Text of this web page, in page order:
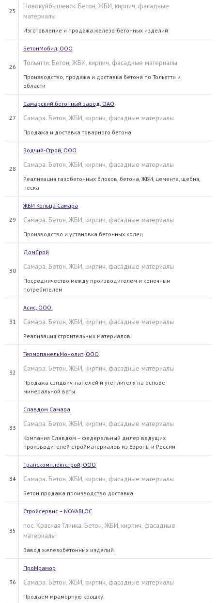
25
Новокуйбышевск. Бетон, ЖБИ, кирпич, фасадные
материалы
Изготовление и продажа железо-бетонных изделий
26
БетонМобил, ООО
Тольятти. Бетон, ЖБИ, кирпич, фасадные материалы
Производство, продажа и доставка бетона по Тольятти и
области
27
Самарский бетонный завод, ОАО
Самара. Бетон, ЖБИ, кирпич, фасадные материалы
Продажа и доставка товарного бетона
28
Зодчий-Строй, ООО
Самара. Бетон, ЖБИ, кирпич, фасадные материалы
Реализация газобетонных блоков, бетона, ЖБИ, цемента, щебня,
песка
29
ЖБИ Кольца Самара
Самара. Бетон, ЖБИ, кирпич, фасадные материалы
Производство и установка бетонных колец
30
ДомСрой
Самара. Бетон, ЖБИ, кирпич, фасадные материалы
Посредничество между производителем и конечным
потребителем
31
Aсис, ООО
Самара. Бетон, ЖБИ, кирпич, фасадные материалы
Реализация строительных материалов.
32
ТермопанельМонолит, ООО
Самара. Бетон, ЖБИ, кирпич, фасадные материалы
Продажа сэндвич-панелей и утеплителя на основе
минеральной ваты
33
Славдом Самара
Самара. Бетон, ЖБИ, кирпич, фасадные материалы
Компания Славдом – федеральный дилер ведущих
производителей стройматериалов из Европы и России
34
Транскомплектстрой, ООО
Cамара. Бетон, ЖБИ, кирпич, фасадные материалы
Бетон продажа производство доставка
35
Стройсервис – NOVABLOC
пос. Красная Глинка. Бетон, ЖБИ, кирпич, фасадные
материалы
Завод железобетонных изделий
36
ПроМрамор
Самара. Бетон, ЖБИ, кирпич, фасадные материалы
Продаем мраморную крошку.